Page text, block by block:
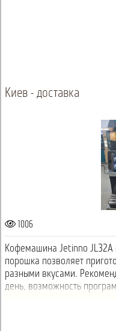
Киев - доставка
1006
Кофемашина Jetinno JL32А
порошка позволяет
разными вкусами.
день, возможность